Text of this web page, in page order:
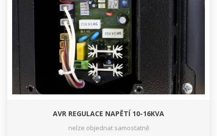
AVR REGULACE NAPĚTÍ 10-16KVA
nelze objednat samostatně